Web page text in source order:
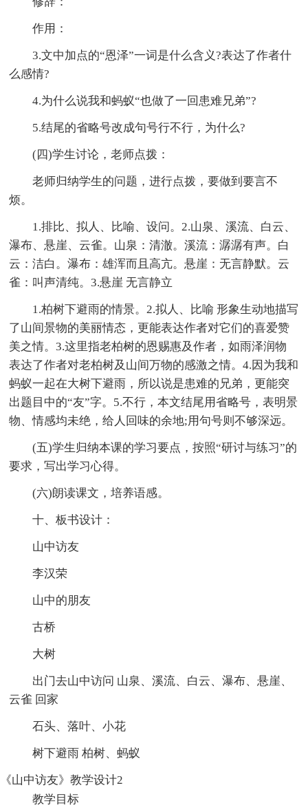
作用：
3.文中加点的“恩泽”一词是什么含义?表达了作者什
么感情?
4.为什么说我和蚂蚁“也做了一回患难兄弟”?
5.结尾的省略号改成句号行不行，为什么?
(四)学生讨论，老师点拨：
老师归纳学生的问题，进行点拨，要做到要言不
烦。
1.排比、拟人、比喻、设问。2.山泉、溪流、白云、
瀑布、悬崖、云雀。山泉：清澈。溪流：潺潺有声。白
云：洁白。瀑布：雄浑而且高亢。悬崖：无言静默。云
雀：叫声清纯。3.悬崖 无言静立
1.柏树下避雨的情景。2.拟人、比喻 形象生动地描写
了山间景物的美丽情态，更能表达作者对它们的喜爱赞
美之情。3.这里指老柏树的恩赐惠及作者，如雨泽润物
表达了作者对老柏树及山间万物的感激之情。4.因为我和
蚂蚁一起在大树下避雨，所以说是患难的兄弟，更能突
出题目中的“友”字。5.不行，本文结尾用省略号，表明景
物、情感均未绝，给人回味的余地;用句号则不够深远。
(五)学生归纳本课的学习要点，按照“研讨与练习”的
要求，写出学习心得。
(六)朗读课文，培养语感。
十、板书设计：
山中访友
李汉荣
山中的朋友
古桥
大树
出门去山中访问 山泉、溪流、白云、瀑布、悬崖、
云雀 回家
石头、落叶、小花
树下避雨 柏树、蚂蚁
《山中访友》教学设计2
教学目标